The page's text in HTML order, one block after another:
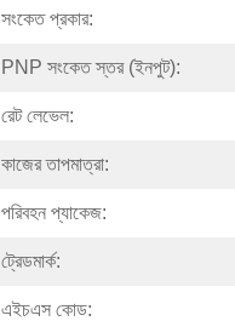
সংকেত প্রকার:
PNP সংকেত স্তর (ইনপুট):
রেট লেভেল:
কাজের তাপমাত্রা:
পরিবহন প্যাকেজ:
ট্রেডমার্ক:
এইচএস কোড: